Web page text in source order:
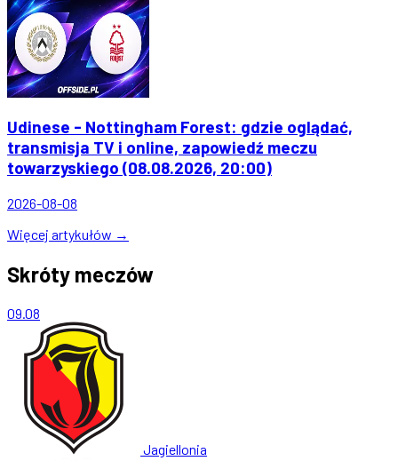
Udinese - Nottingham Forest: gdzie oglądać,
transmisja TV i online, zapowiedź meczu
towarzyskiego (08.08.2026, 20:00)
2026-08-08
Więcej artykułów →
Skróty meczów
09.08
Jagiellonia